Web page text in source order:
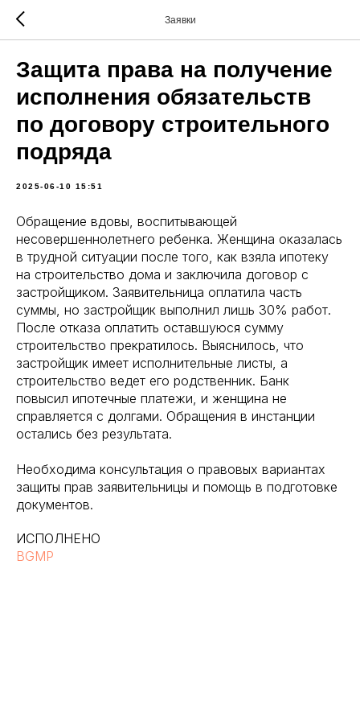
Заявки
Защита права на получение
исполнения обязательств
по договору строительного
подряда
2025-06-10 15:51
Обращение вдовы, воспитывающей
несовершеннолетнего ребенка. Женщина оказалась
в трудной ситуации после того, как взяла ипотеку
на строительство дома и заключила договор с
застройщиком. Заявительница оплатила часть
суммы, но застройщик выполнил лишь 30% работ.
После отказа оплатить оставшуюся сумму
строительство прекратилось. Выяснилось, что
застройщик имеет исполнительные листы, а
строительство ведет его родственник. Банк
повысил ипотечные платежи, и женщина не
справляется с долгами. Обращения в инстанции
остались без результата.
Необходима консультация о правовых вариантах
защиты прав заявительницы и помощь в подготовке
документов.
ИСПОЛНЕНО
BGMP